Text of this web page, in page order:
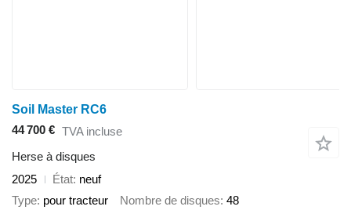
Soil Master RC6
44 700 € TVA incluse
Herse à disques
2025
État neuf
Type pour tracteur Nombre de disques 48